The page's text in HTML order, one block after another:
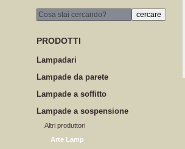
PRODOTTI
Lampadari
Lampade da parete
Lampade a soffitto
Lampade a sospensione
Altri produttori
Arte Lamp